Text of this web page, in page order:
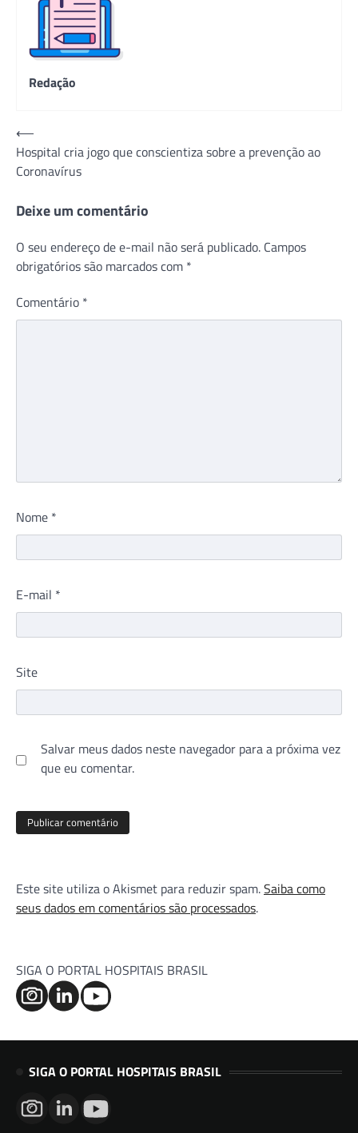
Redação
Navegação
de
Post
⟵
Hospital cria jogo que conscientiza sobre a prevenção ao
Coronavírus
Deixe um comentário
O seu endereço de e-mail não será publicado. Campos
obrigatórios são marcados com *
Comentário *
Nome *
E-mail *
Site
Salvar meus dados neste navegador para a próxima vez
que eu comentar.
Este site utiliza o Akismet para reduzir spam.Saiba como
seus dados em comentários são processados.
SIGA O PORTAL HOSPITAIS BRASIL
SIGA O PORTAL HOSPITAIS BRASIL